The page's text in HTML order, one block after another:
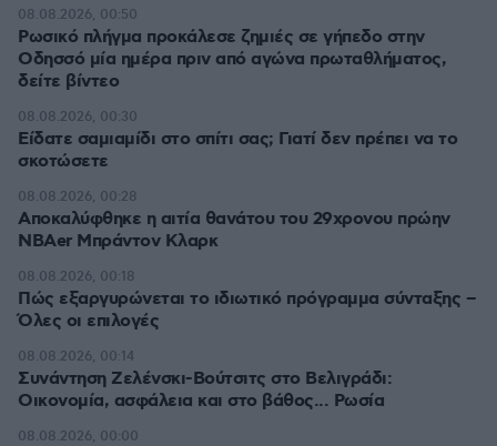
Ρωσικό πλήγμα προκάλεσε ζημιές σε γήπεδο στην
Οδησσό μία ημέρα πριν από αγώνα πρωταθλήματος,
δείτε βίντεο
08.08.2026, 00:50
Είδατε σαμιαμίδι στο σπίτι σας; Γιατί δεν πρέπει να το
σκοτώσετε
08.08.2026, 00:30
Αποκαλύφθηκε η αιτία θανάτου του 29χρονου πρώην
NBAer Μπράντον Κλαρκ
08.08.2026, 00:28
Πώς εξαργυρώνεται το ιδιωτικό πρόγραμμα σύνταξης –
Όλες οι επιλογές
08.08.2026, 00:18
Συνάντηση Ζελένσκι-Βούτσιτς στο Βελιγράδι:
Οικονομία, ασφάλεια και στο βάθος... Ρωσία
08.08.2026, 00:14
08.08.2026, 00:00